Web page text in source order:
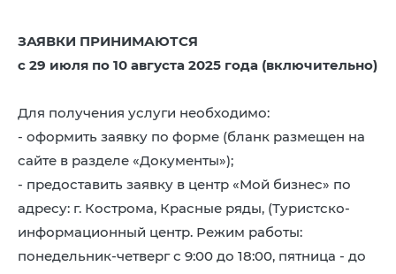
Версия для слабовидящих
ЛИЧНЫЙ КАБИНЕТ
ЗАЯВКИ ПРИНИМАЮТСЯ
с 29 июля по 10 августа 2025 года (включительно)
Для получения услуги необходимо:
- оформить заявку по форме (бланк размещен на
сайте в разделе «Документы»);
- предоставить заявку в центр «Мой бизнес» по
адресу: г. Кострома, Красные ряды, (Туристско-
информационный центр. Режим работы:
понедельник-четверг с 9:00 до 18:00, пятница - до